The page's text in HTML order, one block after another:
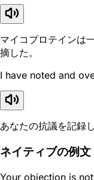
マイコプロテインは
摘した。
I have noted and
あなたの抗議を記録
ネイティブの例文
Your objection is